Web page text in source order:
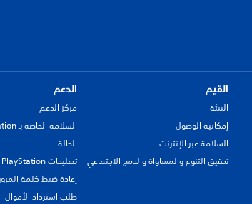
القيم
البيئة
إمكانية الوصول
السلامة عبر الإنترنت
تحقيق التنوع والمساواة والدمج الاجتماعي
الدعم
مركز الدعم
السلامة الخاصة بـ PlayStation
الحالة
تصليحات PlayStation
إعادة ضبط كلمة المرور
طلب استرداد الأموال